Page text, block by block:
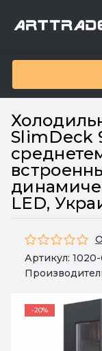
SlimDeck
LED,
Артикул: 1020-
-20%